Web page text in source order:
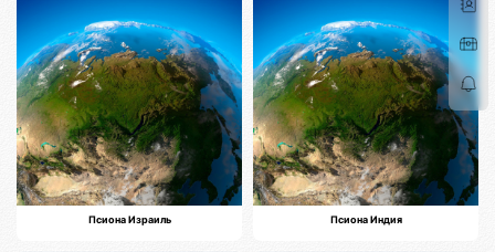
Псиона Израиль Псиона Индия